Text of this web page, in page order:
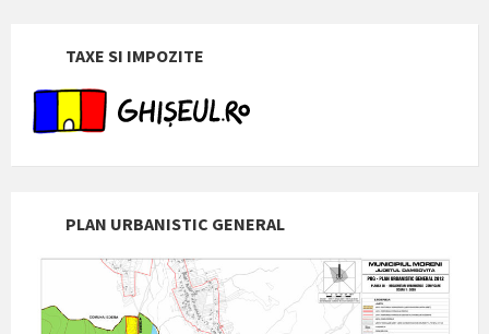
TAXE SI IMPOZITE
PLAN URBANISTIC GENERAL